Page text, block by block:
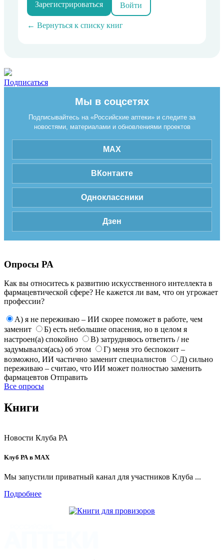
Зарегистрироваться Войти
← Вернуться к списку книг
Подписаться
Мы в соцсетях
Подписывайтесь на «Российские аптеки» и следите за
новостями, материалами и обновлениями проектов
MAX
ВКонтакте
Одноклассники
Дзен
Опросы РА
Как вы относитесь к развитию искусственного интеллекта в
фармацевтической сфере? Не кажется ли вам, что он угрожает
профессии?
А) я не переживаю – ИИ скорее поможет в работе, чем
заменит
Б) есть небольшие опасения, но в целом я
настроен(а) спокойно
В) затрудняюсь ответить / не
задумывался(ась) об этом
Г) меня это беспокоит –
возможно, ИИ частично заменит специалистов
Д) сильно
переживаю – считаю, что ИИ может полностью заменить
фармацевтов Отправить
Все опросы
Книги
Новости Клуба РА
Клуб РА в MAX
Мы запустили приватный канал для участников Клуба ...
Подробнее